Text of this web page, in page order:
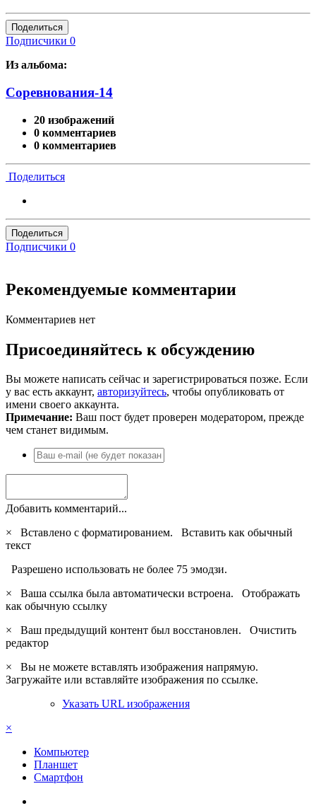
Поделиться
Подписчики 0
Из альбома:
Соревнования-14
20 изображений
0 комментариев
0 комментариев
Поделиться
Поделиться
Подписчики 0
Рекомендуемые комментарии
Комментариев нет
Присоединяйтесь к обсуждению
Вы можете написать сейчас и зарегистрироваться позже. Если
у вас есть аккаунт, авторизуйтесь, чтобы опубликовать от
имени своего аккаунта.
Примечание: Ваш пост будет проверен модератором, прежде
чем станет видимым.
Добавить комментарий...
×
Вставлено с форматированием. Вставить как обычный
текст
Разрешено использовать не более 75 эмодзи.
×
Ваша ссылка была автоматически встроена. Отображать
как обычную ссылку
×
Ваш предыдущий контент был восстановлен. Очистить
редактор
×
Вы не можете вставлять изображения напрямую.
Загружайте или вставляйте изображения по ссылке.
Указать URL изображения
×
Компьютер
Планшет
Смартфон